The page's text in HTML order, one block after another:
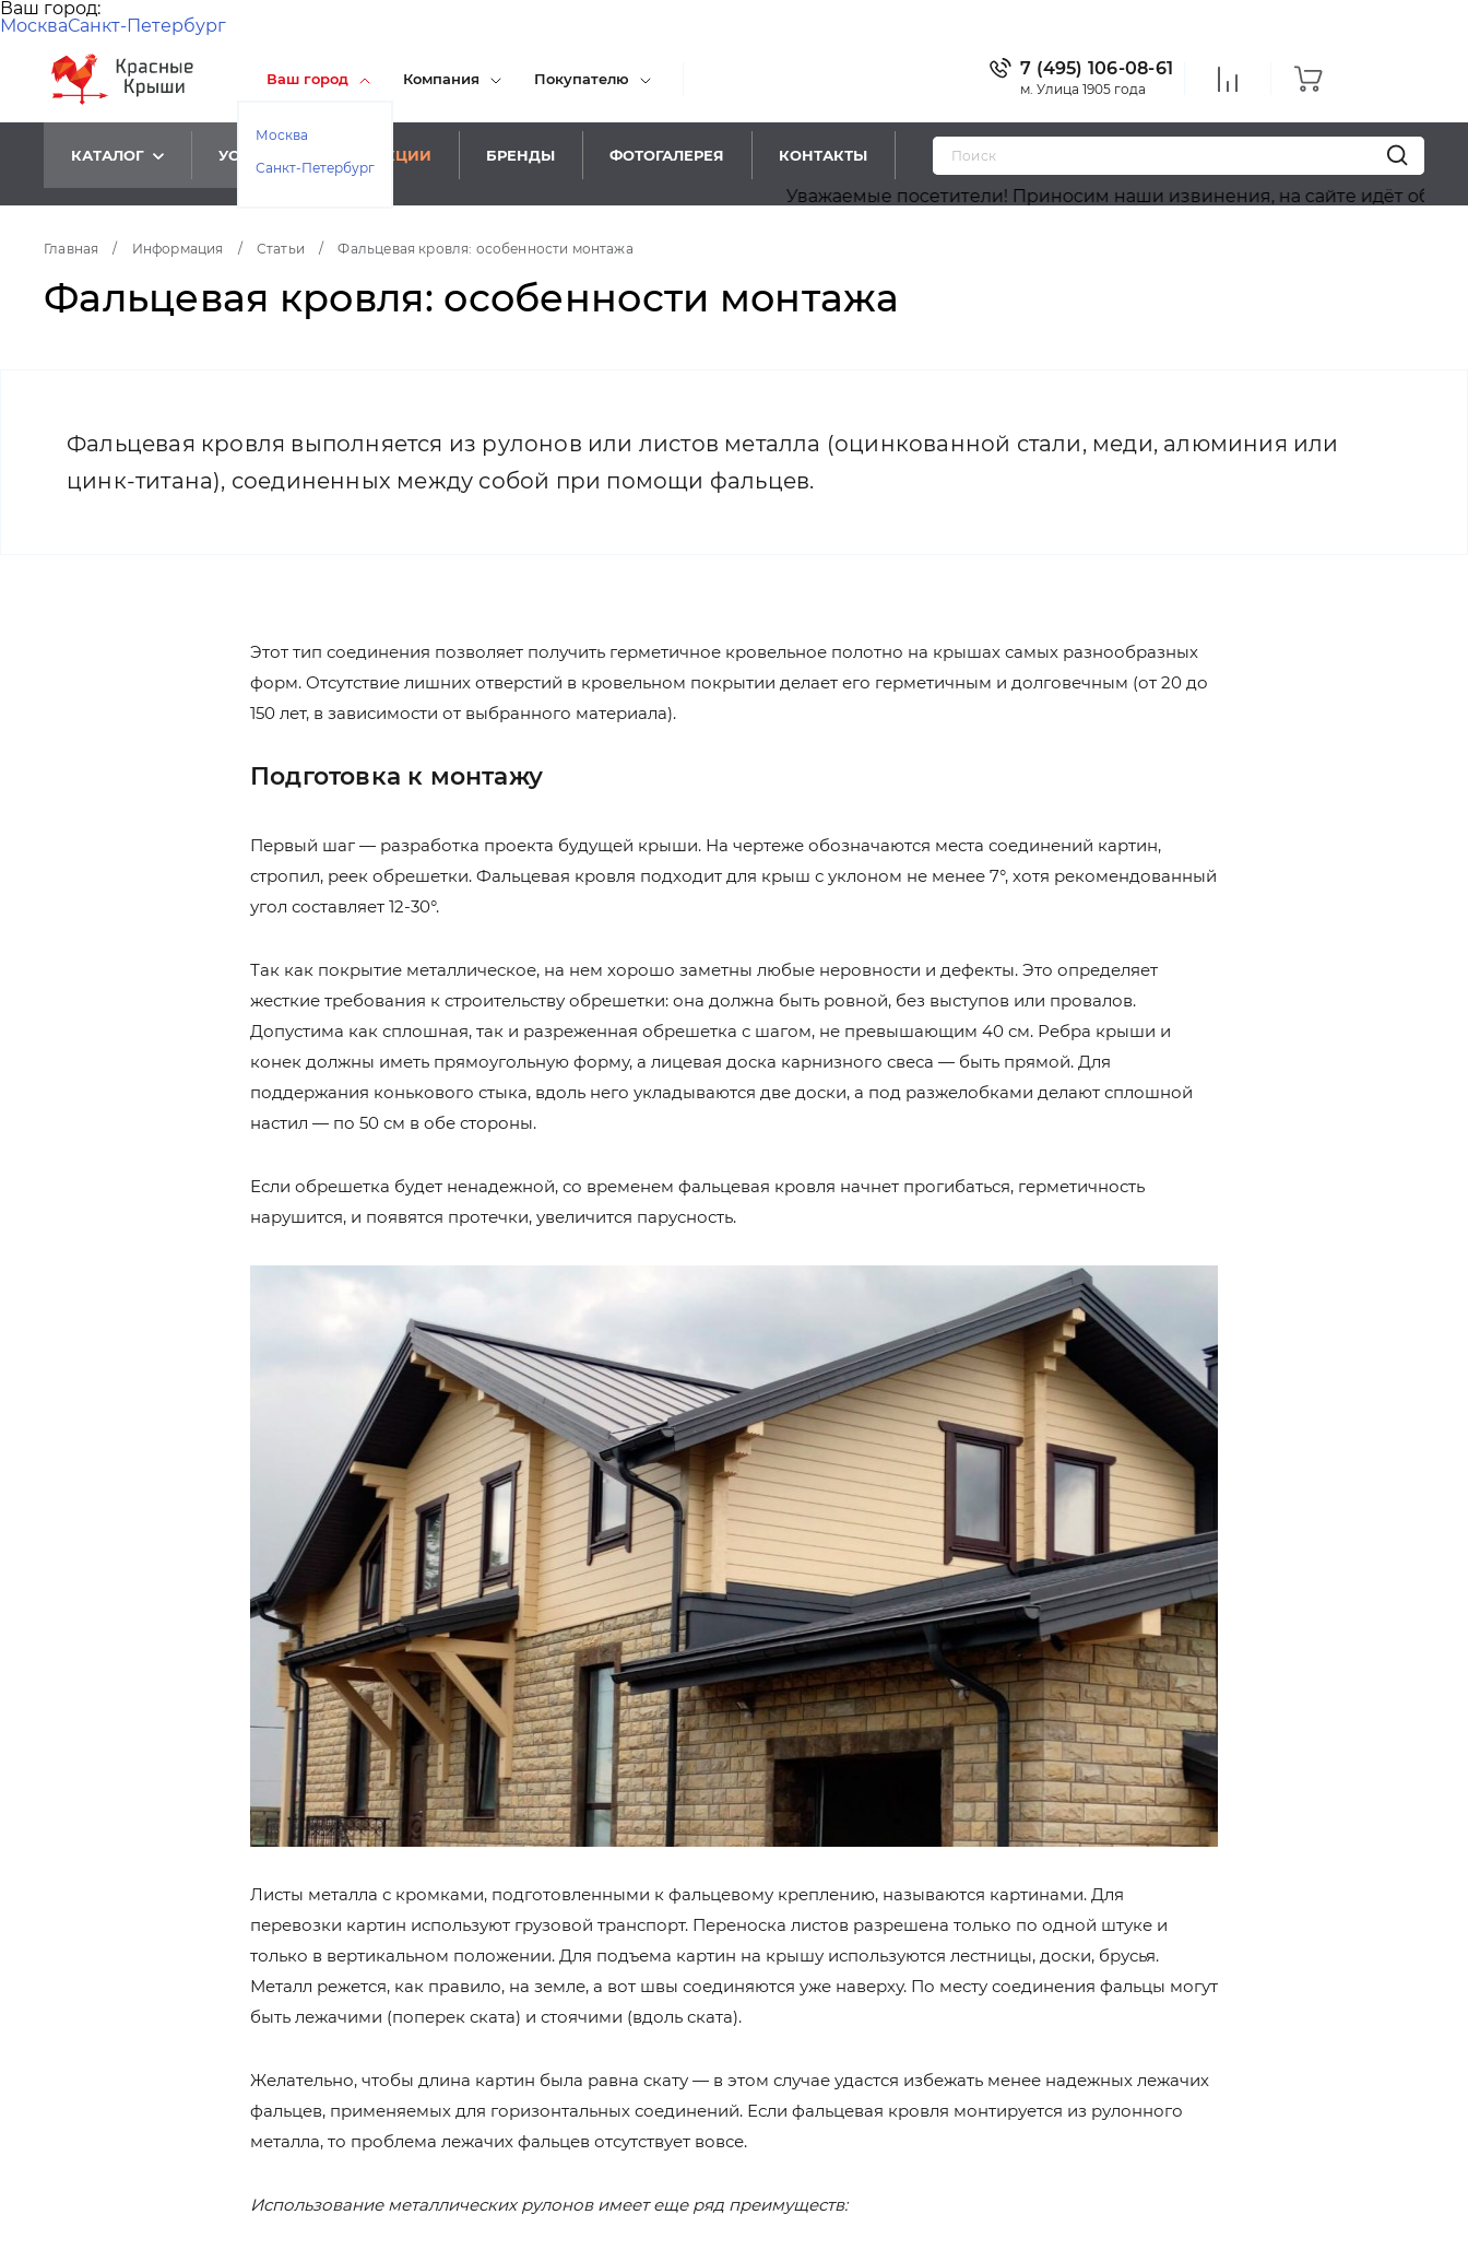
Ваш город:
МоскваСанкт-Петербург
Ваш город
Москва
Санкт-Петербург
Компания Покупателю
7 (495) 106-08-61
м. Улица 1905 года
КАТАЛОГ УСЛУГИ АКЦИИ БРЕНДЫ ФОТОГАЛЕРЕЯ КОНТАКТЫ
Уважаемые посетители! Приносим наши извинения, на сайте идёт обновление
Главная / Информация / Статьи / Фальцевая кровля: особенности монтажа
Фальцевая кровля: особенности монтажа
Фальцевая кровля выполняется из рулонов или листов металла (оцинкованной стали, меди, алюминия или
цинк-титана), соединенных между собой при помощи фальцев.
Этот тип соединения позволяет получить герметичное кровельное полотно на крышах самых разнообразных
форм. Отсутствие лишних отверстий в кровельном покрытии делает его герметичным и долговечным (от 20 до
150 лет, в зависимости от выбранного материала).
Подготовка к монтажу
Первый шаг — разработка проекта будущей крыши. На чертеже обозначаются места соединений картин,
стропил, реек обрешетки. Фальцевая кровля подходит для крыш с уклоном не менее 7°, хотя рекомендованный
угол составляет 12-30°.
Так как покрытие металлическое, на нем хорошо заметны любые неровности и дефекты. Это определяет
жесткие требования к строительству обрешетки: она должна быть ровной, без выступов или провалов.
Допустима как сплошная, так и разреженная обрешетка с шагом, не превышающим 40 см. Ребра крыши и
конек должны иметь прямоугольную форму, а лицевая доска карнизного свеса — быть прямой. Для
поддержания конькового стыка, вдоль него укладываются две доски, а под разжелобками делают сплошной
настил — по 50 см в обе стороны.
Если обрешетка будет ненадежной, со временем фальцевая кровля начнет прогибаться, герметичность
нарушится, и появятся протечки, увеличится парусность.
Листы металла с кромками, подготовленными к фальцевому креплению, называются картинами. Для
перевозки картин используют грузовой транспорт. Переноска листов разрешена только по одной штуке и
только в вертикальном положении. Для подъема картин на крышу используются лестницы, доски, брусья.
Металл режется, как правило, на земле, а вот швы соединяются уже наверху. По месту соединения фальцы могут
быть лежачими (поперек ската) и стоячими (вдоль ската).
Желательно, чтобы длина картин была равна скату — в этом случае удастся избежать менее надежных лежачих
фальцев, применяемых для горизонтальных соединений. Если фальцевая кровля монтируется из рулонного
металла, то проблема лежачих фальцев отсутствует вовсе.
Использование металлических рулонов имеет еще ряд преимуществ: